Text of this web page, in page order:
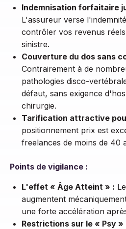
Indemnisation forfaitaire
L'assureur verse
contrôler vos revenus
sinistre.
Couverture du dos sans
Contrairement à de
pathologies disco-
défaut, sans exigence
chirurgie.
Tarification attractive
positionnement prix est
freelances de moins de 40
Points de vigilance :
L'effet « Âge Atteint » :
augmentent
une forte accélération
Restrictions sur le « Psy »